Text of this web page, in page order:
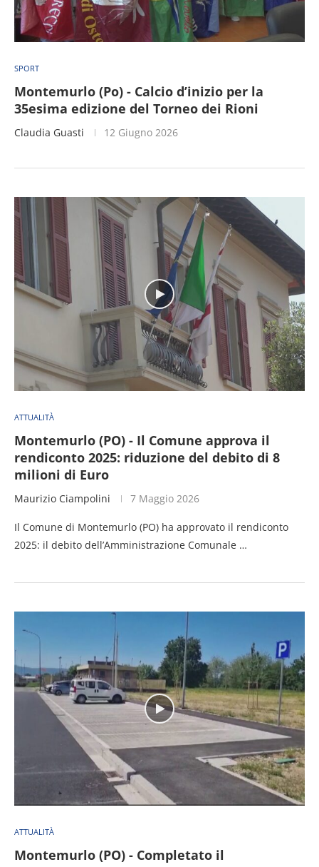
SPORT
Montemurlo (Po) - Calcio d’inizio per la
35esima edizione del Torneo dei Rioni
Claudia Guasti 12 Giugno 2026
ATTUALITÀ
Montemurlo (PO) - Il Comune approva il
rendiconto 2025: riduzione del debito di 8
milioni di Euro
Maurizio Ciampolini 7 Maggio 2026
Il Comune di Montemurlo (PO) ha approvato il rendiconto
2025: il debito dell’Amministrazione Comunale …
ATTUALITÀ
Montemurlo (PO) - Completato il